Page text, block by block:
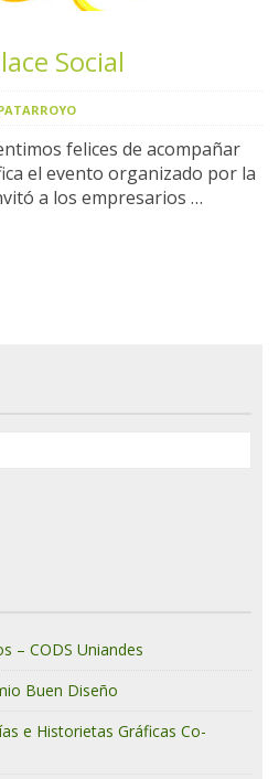
Social
felices de acompañar
el evento organizado por la
a los empresarios …
– CODS Uniandes
Buen Diseño
e Historietas Gráficas Co-